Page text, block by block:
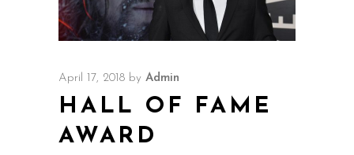
April 17, 2018 by Admin
HALL OF FAME
AWARD